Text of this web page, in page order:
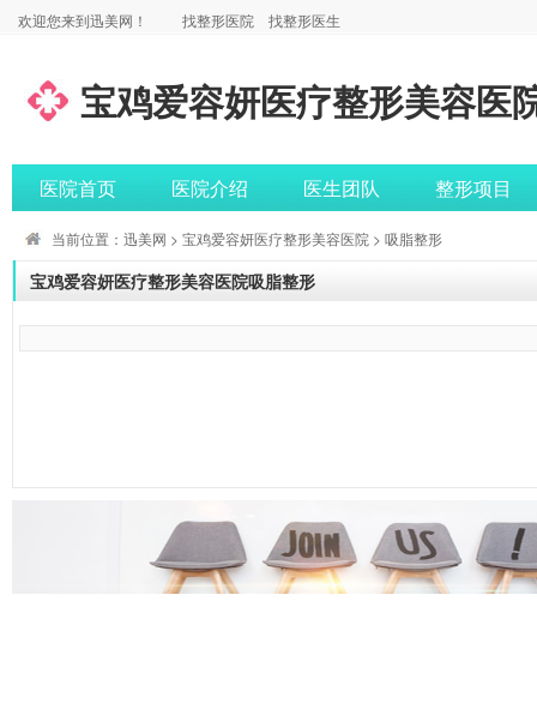
欢迎您来到迅美网！ 找整形医院 找整形医生
宝鸡爱容妍医疗整形美容医
医院首页 医院介绍 医生团队 整形项目
当前位置： 迅美网 > 宝鸡爱容妍医疗整形美容医院 > 吸脂整形
宝鸡爱容妍医疗整形美容医院吸脂整形